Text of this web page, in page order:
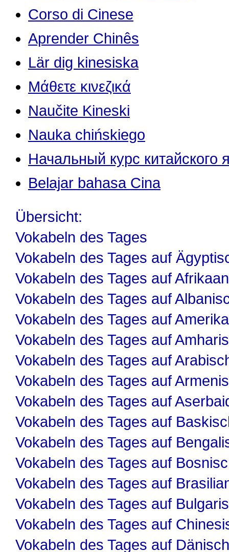
Corso di Cinese
Aprender Chinês
Lär dig kinesiska
Μάθετε κινεζικά
Naučite Kineski
Nauka chińskiego
Начальный курс китайского
Belajar bahasa Cina
Übersicht:
Vokabeln des Tages
Vokabeln des Tages auf
Vokabeln des Tages auf
Vokabeln des Tages auf
Vokabeln des Tages auf
Vokabeln des Tages auf
Vokabeln des Tages auf
Vokabeln des Tages auf
Vokabeln des Tages auf
Vokabeln des Tages auf
Vokabeln des Tages auf
Vokabeln des Tages auf
Vokabeln des Tages auf
Vokabeln des Tages auf
Vokabeln des Tages auf
Vokabeln des Tages auf Dänisch